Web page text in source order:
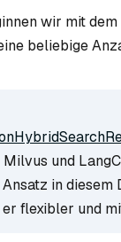
wir mit
beliebige
und
in
flexibler und